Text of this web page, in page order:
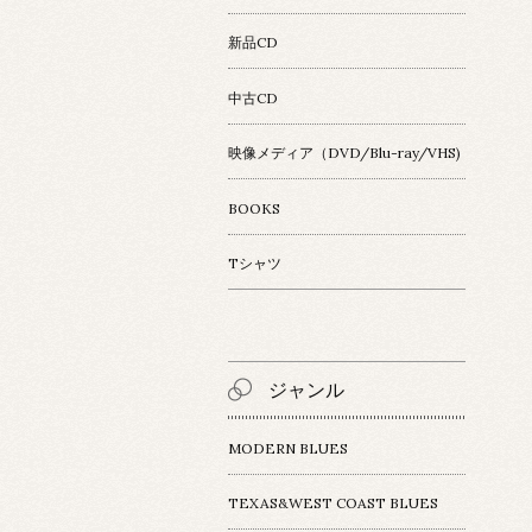
新品CD
中古CD
映像メディア（DVD/Blu-ray/VHS)
BOOKS
Tシャツ
ジャンル
MODERN BLUES
TEXAS&WEST COAST BLUES